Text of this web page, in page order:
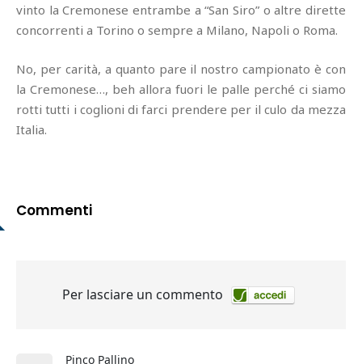
vinto la Cremonese entrambe a “San Siro” o altre dirette
concorrenti a Torino o sempre a Milano, Napoli o Roma.
No, per carità, a quanto pare il nostro campionato è con
la Cremonese…, beh allora fuori le palle perché ci siamo
rotti tutti i coglioni di farci prendere per il culo da mezza
Italia.
Commenti